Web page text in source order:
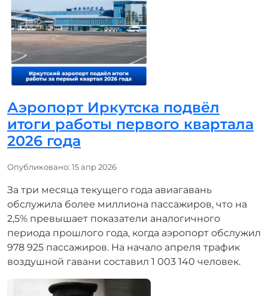
Аэропорт Иркутска подвёл
итоги работы первого квартала
2026 года
Информация о материале
Опубликовано: 15 апр 2026
За три месяца текущего года авиагавань
обслужила более миллиона пассажиров, что на
2,5% превышает показатели аналогичного
периода прошлого года, когда аэропорт обслужил
978 925 пассажиров. На начало апреля трафик
воздушной гавани составил 1 003 140 человек.